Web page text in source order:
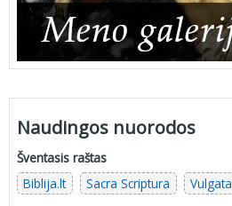
Naudingos nuorodos
Šventasis raštas
Biblija.lt
Sacra Scriptura Vulgata